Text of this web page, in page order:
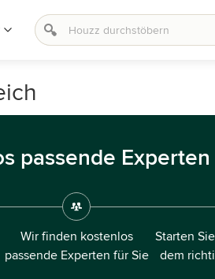
passende
Wir finden kostenlos
passende Experten für Sie
Starten
dem